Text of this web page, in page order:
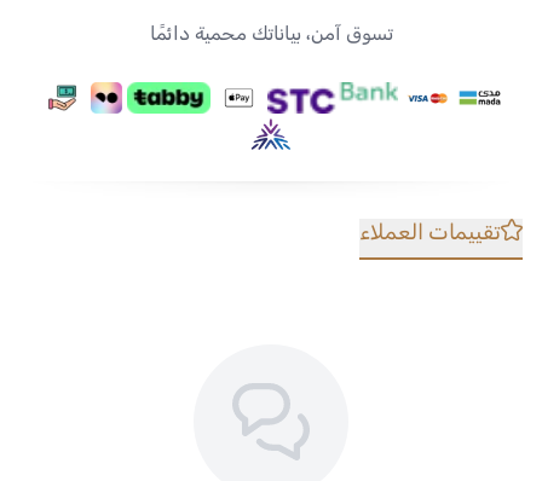
تسوق آمن، بياناتك محمية دائمًا
تقييمات العملاء